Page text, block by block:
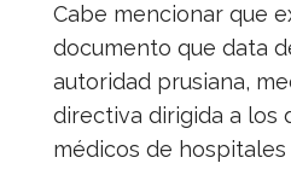
Cabe mencionar que
documento que data
autoridad prusiana,
directiva dirigida a los
médicos de